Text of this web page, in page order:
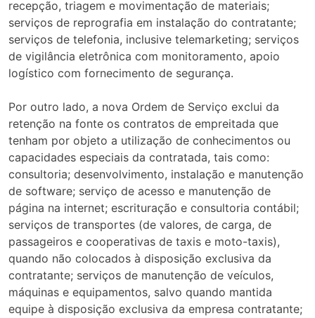
recepção, triagem e movimentação de materiais;
serviços de reprografia em instalação do contratante;
serviços de telefonia, inclusive telemarketing; serviços
de vigilância eletrônica com monitoramento, apoio
logístico com fornecimento de segurança.
Por outro lado, a nova Ordem de Serviço exclui da
retenção na fonte os contratos de empreitada que
tenham por objeto a utilização de conhecimentos ou
capacidades especiais da contratada, tais como:
consultoria; desenvolvimento, instalação e manutenção
de software; serviço de acesso e manutenção de
página na internet; escrituração e consultoria contábil;
serviços de transportes (de valores, de carga, de
passageiros e cooperativas de taxis e moto-taxis),
quando não colocados à disposição exclusiva da
contratante; serviços de manutenção de veículos,
máquinas e equipamentos, salvo quando mantida
equipe à disposição exclusiva da empresa contratante;